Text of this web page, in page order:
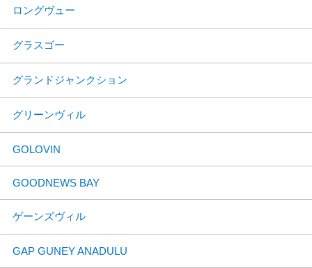
ロングヴュー
グラスゴー
グランドジャンクション
グリーンヴィル
GOLOVIN
GOODNEWS BAY
ゲーンズヴィル
GAP GUNEY ANADULU